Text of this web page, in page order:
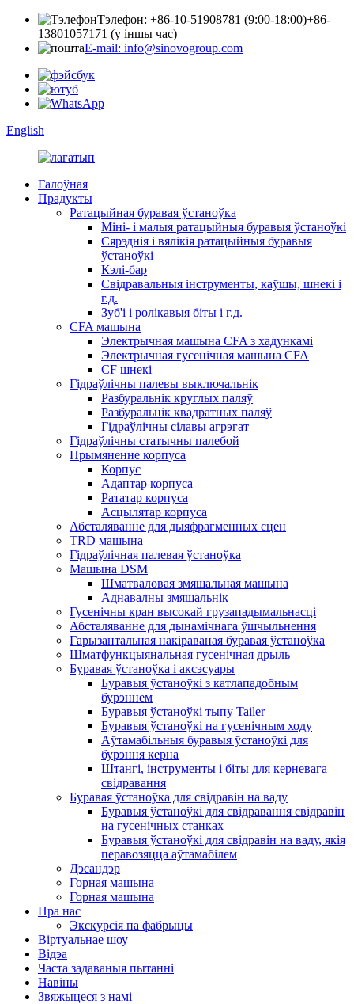
Тэлефон: +86-10-51908781 (9:00-18:00)+86-
13801057171 (у іншы час)
E-mail: info@sinovogroup.com
English
Галоўная
Прадукты
Ратацыйная буравая ўстаноўка
Міні- і малыя ратацыйныя буравыя ўстаноўкі
Сярэднія і вялікія ратацыйныя буравыя
ўстаноўкі
Кэлі-бар
Свідравальныя інструменты, каўшы, шнекі і
г.д.
Зуб'і і ролікавыя біты і г.д.
CFA машына
Электрычная машына CFA з хадункамі
Электрычная гусенічная машына CFA
CF шнекі
Гідраўлічны палевы выключальнік
Разбуральнік круглых паляў
Разбуральнік квадратных паляў
Гідраўлічны сілавы агрэгат
Гідраўлічны статычны палебой
Прымяненне корпуса
Корпус
Адаптар корпуса
Рататар корпуса
Асцылятар корпуса
Абсталяванне для дыяфрагменных сцен
TRD машына
Гідраўлічная палевая ўстаноўка
Машына DSM
Шматваловая змяшальная машына
Аднавалны змяшальнік
Гусенічны кран высокай грузападымальнасці
Абсталяванне для дынамічнага ўшчыльнення
Гарызантальная накіраваная буравая ўстаноўка
Шматфункцыянальная гусенічная дрыль
Буравая ўстаноўка і аксэсуары
Буравыя ўстаноўкі з катлападобным
бурэннем
Буравыя ўстаноўкі тыпу Tailer
Буравыя ўстаноўкі на гусенічным ходу
Аўтамабільныя буравыя ўстаноўкі для
бурэння керна
Штангі, інструменты і біты для керневага
свідравання
Буравая ўстаноўка для свідравін на ваду
Буравыя ўстаноўкі для свідравання свідравін
на гусенічных станках
Буравыя ўстаноўкі для свідравін на ваду, якія
перавозяцца аўтамабілем
Дэсандэр
Горная машына
Горная машына
Пра нас
Экскурсія па фабрыцы
Віртуальнае шоу
Відэа
Часта задаваныя пытанні
Навіны
Звяжыцеся з намі